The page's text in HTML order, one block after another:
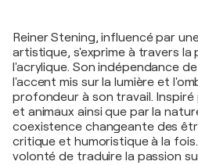
Reiner Stening, influencé par
artistique, s'exprime à travers la
l'acrylique. Son indépendance
l'accent mis sur la lumière et
profondeur à son travail. Inspiré
et animaux ainsi que par la
coexistence changeante des
critique et humoristique à la
volonté de traduire la passion